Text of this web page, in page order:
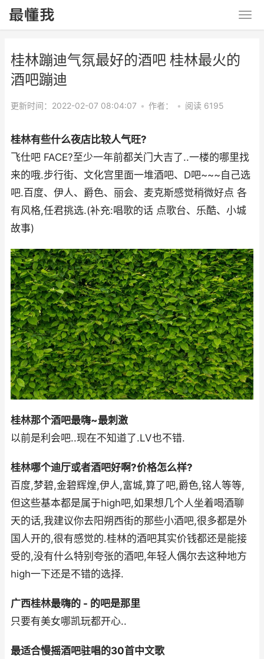
桂林蹦迪气氛最好的酒吧 桂林最火的
酒吧蹦迪
更新时间：2022-02-07 08:04:07 • 作者： • 阅读 6195
桂林有些什么夜店比较人气旺?
飞仕吧 FACE?至少一年前都关门大吉了..一楼的哪里找
来的哦.步行街、文化宫里面一堆酒吧、D吧~~~自己选
吧.百度、伊人、爵色、丽会、麦克斯感觉稍微好点 各
有风格,任君挑选.(补充:唱歌的话 点歌台、乐酷、小城
故事)
桂林那个酒吧最嗨~最刺激
以前是利会吧..现在不知道了.LV也不错.
桂林哪个迪厅或者酒吧好啊?价格怎么样?
百度,梦碧,金碧辉煌,伊人,富城,算了吧,爵色,铭人等等,
但这些基本都是属于high吧,如果想几个人坐着喝酒聊
天的话,我建议你去阳朔西街的那些小酒吧,很多都是外
国人开的,很有感觉的.桂林的酒吧其实价钱都还是能接
受的,没有什么特别夸张的酒吧,年轻人偶尔去这种地方
high一下还是不错的选择.
广西桂林最嗨的 - 的吧是那里
只要有美女哪凯玩都开心..
最适合慢摇酒吧驻唱的30首中文歌